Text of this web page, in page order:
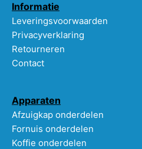
Informatie
Leveringsvoorwaarden
Privacyverklaring
Retourneren
Contact
Apparaten
Afzuigkap onderdelen
Fornuis onderdelen
Koffie onderdelen